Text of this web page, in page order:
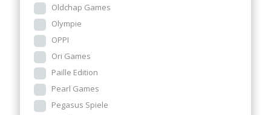
Oldchap Games
Olympie
OPPI
Ori Games
Paille Edition
Pearl Games
Pegasus Spiele